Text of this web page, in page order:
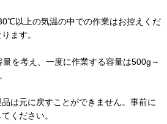
以上の気温の中での作業はお控えくだ
ます。
量を考え、一度に作業する容量は500g～
は元に戻すことができません。事前に
ください。